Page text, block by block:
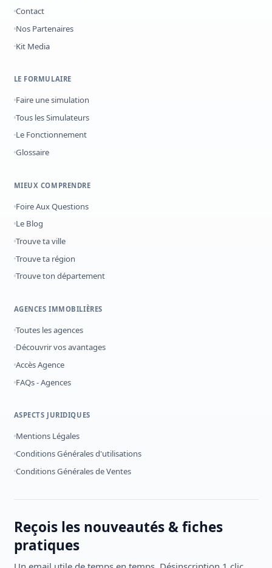
Contact
Nos Partenaires
Kit Media
LE FORMULAIRE
Faire une simulation
Tous les Simulateurs
Le Fonctionnement
Glossaire
MIEUX COMPRENDRE
Foire Aux Questions
Le Blog
Trouve ta ville
Trouve ta région
Trouve ton département
AGENCES IMMOBILIÈRES
Toutes les agences
Découvrir vos avantages
Accès Agence
FAQs - Agences
ASPECTS JURIDIQUES
Mentions Légales
Conditions Générales d'utilisations
Conditions Générales de Ventes
Reçois les nouveautés & fiches
pratiques